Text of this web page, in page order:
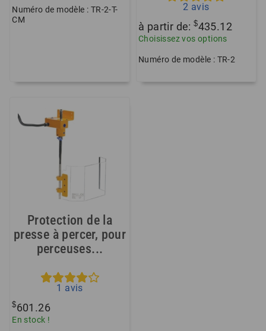
Numéro de modèle : TR-2-T-
CM
2 avis
à partir de:$435.12
Choisissez vos options
Numéro de modèle : TR-2
Protection de la
presse à percer, pour
perceuses...
1 avis
$601.26
En stock !